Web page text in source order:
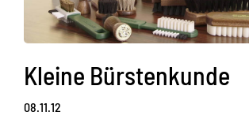
Kleine Bürstenkunde
08.11.12